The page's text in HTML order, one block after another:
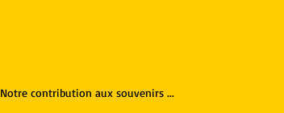
Notre contribution aux souvenirs ...